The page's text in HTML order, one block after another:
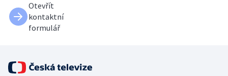
Otevřít
kontaktní
formulář